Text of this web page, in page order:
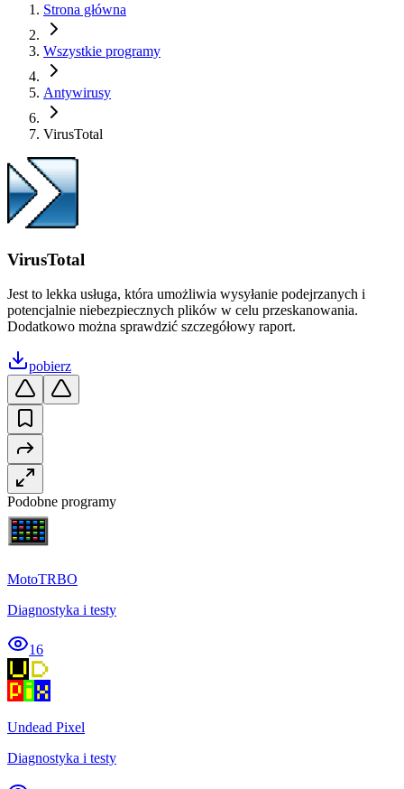
Strona główna
Wszystkie programy
Antywirusy
VirusTotal
VirusTotal
Jest to lekka usługa, która umożliwia wysyłanie podejrzanych i
potencjalnie niebezpiecznych plików w celu przeskanowania.
Dodatkowo można sprawdzić szczegółowy raport.
pobierz
Podobne programy
MotoTRBO
Diagnostyka i testy
16
Undead Pixel
Diagnostyka i testy